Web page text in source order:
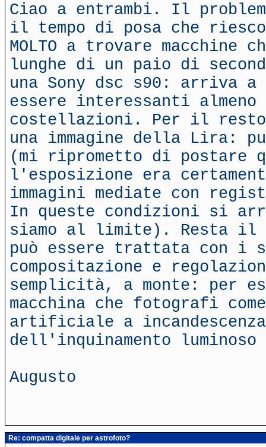
Ciao a entrambi. Il
il tempo di posa che
MOLTO a trovare macchine
lunghe di un paio di
una Sony dsc s90: arriva a
essere interessanti
costellazioni. Per il
una immagine della Lira:
(mi riprometto di postare
l'esposizione era
immagini mediate con
In queste condizioni si
siamo al limite). Resta il
può essere trattata con i
compositazione e
semplicità, a monte: per
macchina che fotografi
artificiale a
dell'inquinamento
Augusto
Re: compatta digitale per astrofoto?